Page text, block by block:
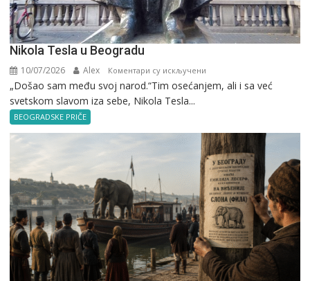
Nikola Tesla u Beogradu
10/07/2026 Alex Коментари су искључени
Nikola
Beogradu
„Došao sam među svoj narod.“Tim osećanjem, ali i sa već
svetskom slavom iza sebe, Nikola Tesla...
BEOGRADSKE PRIČE